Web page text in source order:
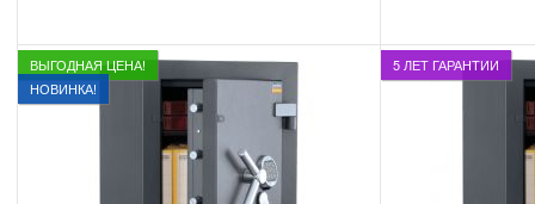
ВЫГОДНАЯ ЦЕНА!
НОВИНКА!
5 ЛЕТ ГАРАНТИИ